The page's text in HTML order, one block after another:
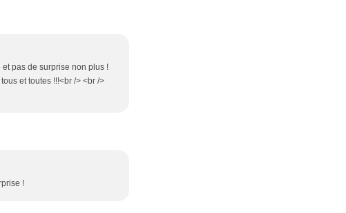
pas de surprise non plus !
et toutes !!!<br /> <br />
!